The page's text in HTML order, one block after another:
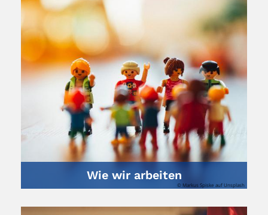
Wie wir arbeiten
© Markus Spiske auf Unsplash